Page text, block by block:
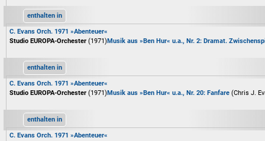
enthalten in
C. Evans Orch. 1971 »Abenteuer«
Studio EUROPA-Orchester (1971)Musik aus »Ben Hur« u.a., Nr. 2: Dramat.
enthalten in
C. Evans Orch. 1971 »Abenteuer«
Studio EUROPA-Orchester (1971)Musik aus »Ben Hur« u.a., Nr. 20: Fanfare (Chris J.
enthalten in
C. Evans Orch. 1971 »Abenteuer«